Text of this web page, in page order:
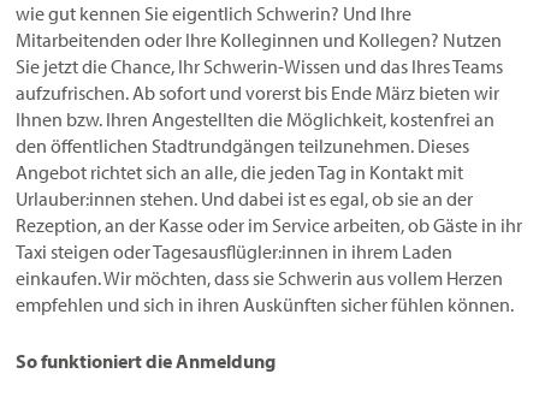
wie gut kennen Sie eigentlich Schwerin? Und Ihre
Mitarbeitenden oder Ihre Kolleginnen und Kollegen? Nutzen
Sie jetzt die Chance, Ihr Schwerin-Wissen und das Ihres Teams
aufzufrischen. Ab sofort und vorerst bis Ende März bieten wir
Ihnen bzw. Ihren Angestellten die Möglichkeit, kostenfrei an
den öffentlichen Stadtrundgängen teilzunehmen. Dieses
Angebot richtet sich an alle, die jeden Tag in Kontakt mit
Urlauber:innen stehen. Und dabei ist es egal, ob sie an der
Rezeption, an der Kasse oder im Service arbeiten, ob Gäste in ihr
Taxi steigen oder Tagesausflügler:innen in ihrem Laden
einkaufen. Wir möchten, dass sie Schwerin aus vollem Herzen
empfehlen und sich in ihren Auskünften sicher fühlen können.
So funktioniert die Anmeldung